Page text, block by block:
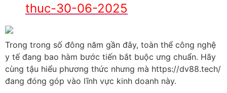
thuc-30-06-2025
Trong trong số đông năm gần đây, toàn thể công nghệ
y tế đang bao hàm bước tiến bắt buộc ưng chuẩn. Hãy
cùng tậu hiểu phương thức nhưng mà https://dv88.tech/
đang đóng góp vào lĩnh vực kinh doanh này.